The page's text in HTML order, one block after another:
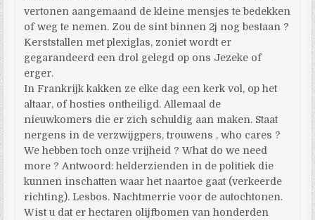
vertonen aangemaand de kleine mensjes te bedekken
of weg te nemen. Zou de sint binnen 2j nog bestaan ?
Kerststallen met plexiglas, zoniet wordt er
gegarandeerd een drol gelegd op ons Jezeke of
erger.
In Frankrijk kakken ze elke dag een kerk vol, op het
altaar, of hosties ontheiligd. Allemaal de
nieuwkomers die er zich schuldig aan maken. Staat
nergens in de verzwijgpers, trouwens , who cares ?
We hebben toch onze vrijheid ? What do we need
more ? Antwoord: helderzienden in de politiek die
kunnen inschatten waar het naartoe gaat (verkeerde
richting). Lesbos. Nachtmerrie voor de autochtonen.
Wist u dat er hectaren olijfbomen van honderden